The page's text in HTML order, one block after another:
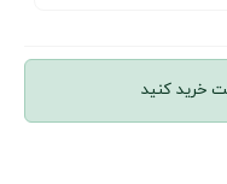
خرید کنید